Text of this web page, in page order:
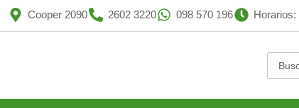
Cooper 2090 2602 3220 098 570 196 Horarios: